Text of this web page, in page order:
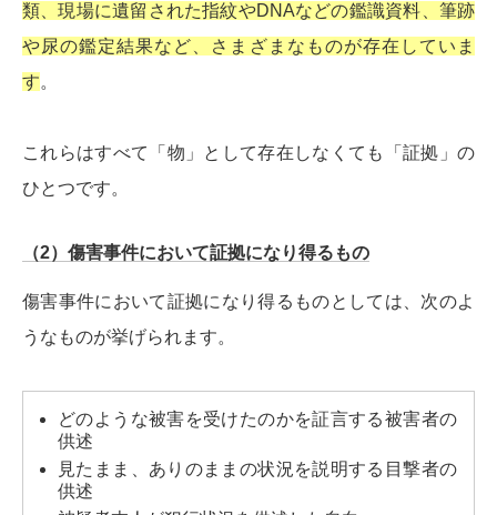
類、現場に遺留された指紋やDNAなどの鑑識資料、筆跡
や尿の鑑定結果など、さまざまなものが存在していま
す。
これらはすべて「物」として存在しなくても「証拠」の
ひとつです。
（2）傷害事件において証拠になり得るもの
傷害事件において証拠になり得るものとしては、次のよ
うなものが挙げられます。
どのような被害を受けたのかを証言する被害者の
供述
見たまま、ありのままの状況を説明する目撃者の
供述